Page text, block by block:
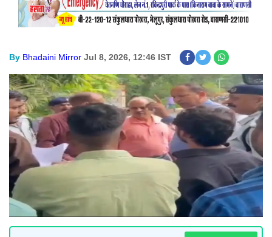
By Bhadaini Mirror Jul 8, 2026, 12:46 IST